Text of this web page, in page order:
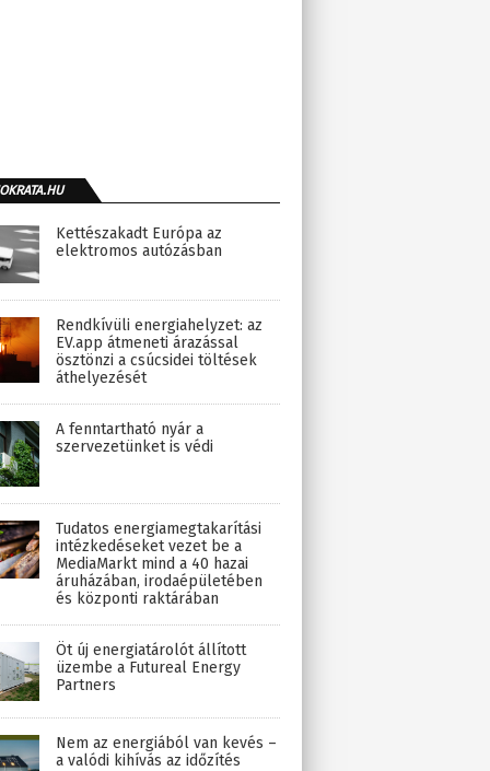
Kettészakadt Európa az
elektromos autózásban
Rendkívüli energiahelyzet: az
EV.app átmeneti árazással
ösztönzi a csúcsidei töltések
áthelyezését
A fenntartható nyár a
szervezetünket is védi
Tudatos energiamegtakarítási
intézkedéseket vezet be a
MediaMarkt mind a 40 hazai
áruházában, irodaépületében
és központi raktárában
Öt új energiatárolót állított
üzembe a Futureal Energy
Partners
Nem az energiából van kevés –
a valódi kihívás az időzítés